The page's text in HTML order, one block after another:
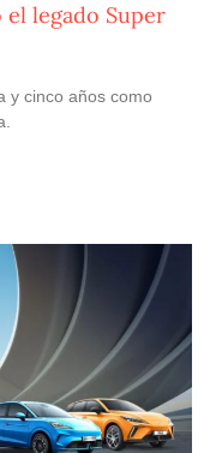
el legado Super
y cinco años como